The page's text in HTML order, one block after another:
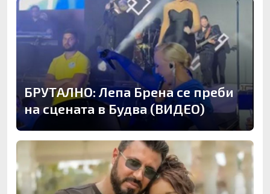
БРУТАЛНО: Лепа Брена се преби
на сцената в Будва (ВИДЕО)